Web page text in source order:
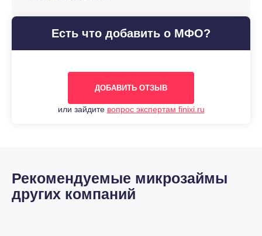
Есть что добавить о МФО?
ДОБАВИТЬ ОТЗЫВ
или зайдите вопрос экспертам finixi.ru
Рекомендуемые микрозаймы
других компаний